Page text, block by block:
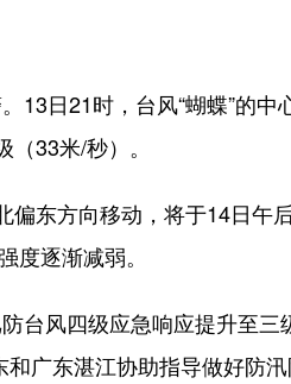
日21时，台风“蝴蝶”的中
33米/秒）。
东方向移动，将于14日午
逐渐减弱。
风四级应急响应提升至三
广东湛江协助指导做好防汛